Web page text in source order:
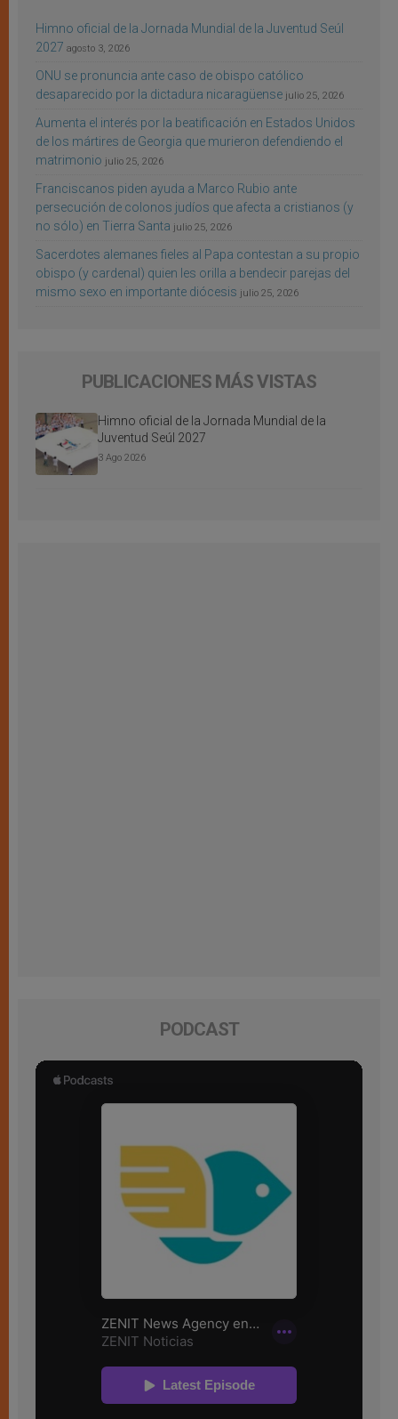
Himno oficial de la Jornada Mundial de la Juventud Seúl
2027 agosto 3, 2026
ONU se pronuncia ante caso de obispo católico
desaparecido por la dictadura nicaragüense julio 25, 2026
Aumenta el interés por la beatificación en Estados Unidos
de los mártires de Georgia que murieron defendiendo el
matrimonio julio 25, 2026
Franciscanos piden ayuda a Marco Rubio ante
persecución de colonos judíos que afecta a cristianos (y
no sólo) en Tierra Santa julio 25, 2026
Sacerdotes alemanes fieles al Papa contestan a su propio
obispo (y cardenal) quien les orilla a bendecir parejas del
mismo sexo en importante diócesis julio 25, 2026
PUBLICACIONES MÁS VISTAS
Himno oficial de la Jornada Mundial de la
Juventud Seúl 2027
3 Ago 2026
PODCAST